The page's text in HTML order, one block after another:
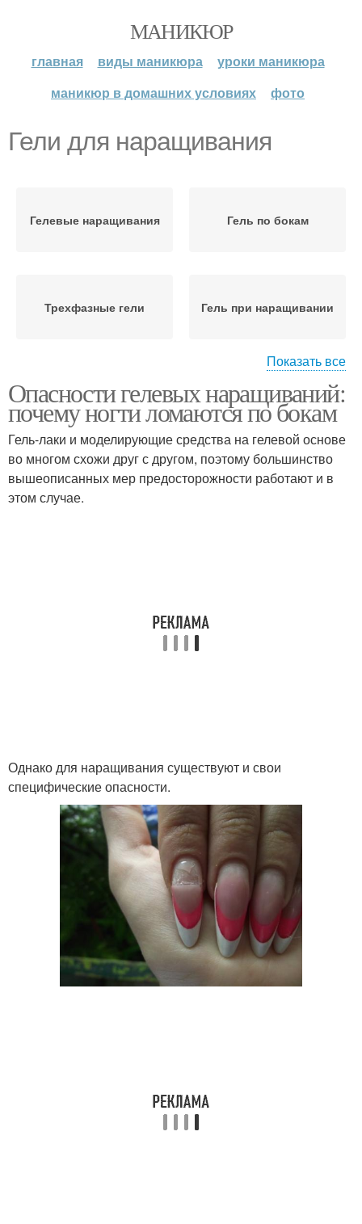
МАНИКЮР
главная виды маникюра
уроки маникюра
маникюр в домашних условиях
фото
Гели для наращивания
Гелевые наращивания Гель по бокам
Трехфазные гели Гель при наращивании
наращиванием
Ногти при наращивании
Моделирующий гель
Уф-гель для
Гель под гель
Материалы для
наращивания
Набор для
наращивания
Гель в домашних
условиях
Гель для укрепления
Показать все
Опасности гелевых наращиваний:
почему ногти ломаются по бокам
Гель-лаки и моделирующие средства на гелевой основе
во многом схожи друг с другом, поэтому большинство
вышеописанных мер предосторожности работают и в
этом случае.
Однако для наращивания существуют и свои
специфические опасности.